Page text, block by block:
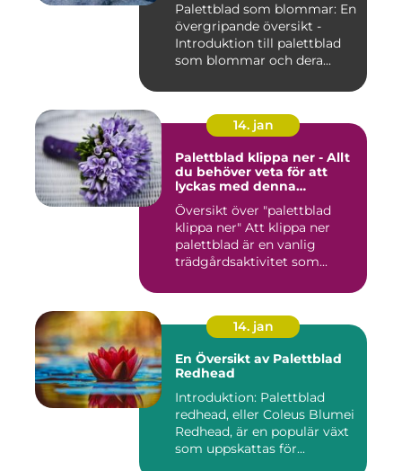
Palettblad som blommar: En
övergripande översikt -
Introduktion till palettblad
som blommar och dera...
14. jan
Palettblad klippa ner - Allt
du behöver veta för att
lyckas med denna
populära trädgårdsaktivitet
Översikt över "palettblad
klippa ner" Att klippa ner
palettblad är en vanlig
trädgårdsaktivitet som...
14. jan
En Översikt av Palettblad
Redhead
Introduktion: Palettblad
redhead, eller Coleus Blumei
Redhead, är en populär växt
som uppskattas för...